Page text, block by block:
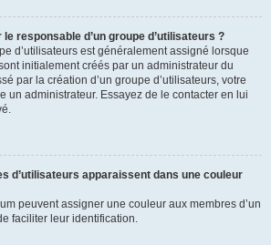
responsable d’un groupe d’utilisateurs ?
d’utilisateurs est généralement assigné lorsque
initialement créés par un administrateur du
par la création d’un groupe d’utilisateurs, votre
un administrateur. Essayez de le contacter en lui
d’utilisateurs apparaissent dans une couleur
peuvent assigner une couleur aux membres d’un
faciliter leur identification.